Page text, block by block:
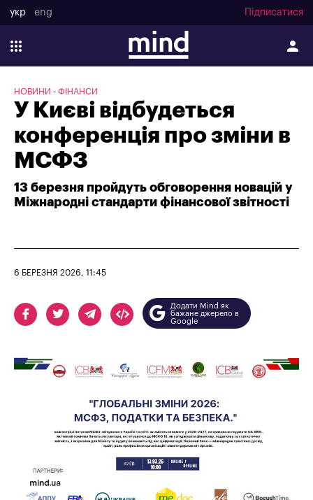
укр eng Підписатися
НОВИНИ ФІНАНСИ
У Києві відбудеться
конференція про зміни в
МСФЗ
13 березня пройдуть обговорення новацій у
Міжнародні стандарти фінансової звітності
6 БЕРЕЗНЯ 2026, 11:45
Додати Mind як
бажане джерело в
Google